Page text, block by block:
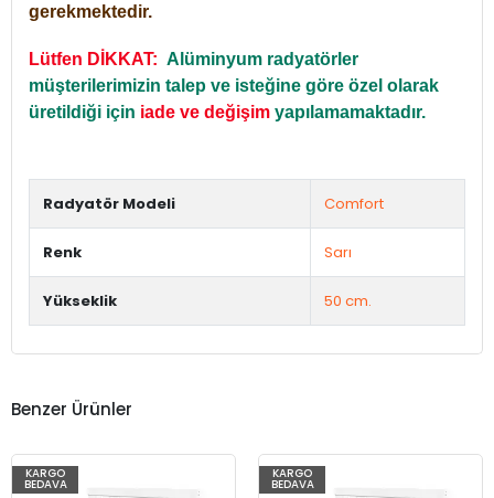
gerekmektedir.
Lütfen DİKKAT: Alüminyum radyatörler
müşterilerimizin talep ve isteğine göre özel olarak
üretildiği için iade ve değişim yapılamamaktadır.
Radyatör Modeli Comfort
Renk Sarı
Yükseklik 50 cm.
Benzer Ürünler
KARGO
BEDAVA
KARGO
BEDAVA